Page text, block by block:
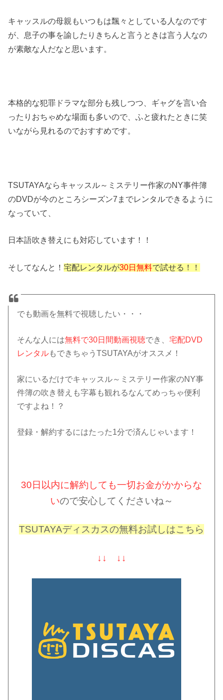
キャッスルの母親もいつもは飄々としている人なのです
が、息子の事を諭したりきちんと言うときは言う人なの
が素敵な人だなと思います。
本格的な犯罪ドラマな部分も残しつつ、ギャグを言い合
ったりおちゃめな場面も多いので、ふと疲れたときに笑
いながら見れるのでおすすめです。
TSUTAYAならキャッスル～ミステリー作家のNY事件簿
のDVDが今のところシーズン7までレンタルできるように
なっていて、
日本語吹き替えにも対応しています！！
そしてなんと！宅配レンタルが30日無料で試せる！！
でも動画を無料で視聴したい・・・
そんな人には無料で30日間動画視聴でき、宅配DVD
レンタルもできちゃうTSUTAYAがオススメ！
家にいるだけでキャッスル～ミステリー作家のNY事
件簿の吹き替えも字幕も観れるなんてめっちゃ便利
ですよね！？
登録・解約するにはたった1分で済んじゃいます！
30日以内に解約しても一切お金がかからな
いので安心してくださいね～
TSUTAYAディスカスの無料お試しはこちら
↓↓ ↓↓